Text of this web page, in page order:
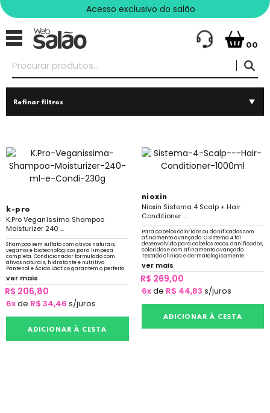
Acesso exclusivo do salão
00
Refinar filtros
k-pro
K.Pro Veganíssima Shampoo
Moisturizer 240 ...
Shampoo sem sulfato com ativos naturais,
veganos e biotecnológicos para limpeza
completa. Condicionador formulado com
ativos naturais, hidratante e nutritivo
Pantenol e Ácido Láctico garantem o perfeito
ver mais
R$ 206,80
6xde R$ 34,46 s/juros
ADICIONAR À CESTA
nioxin
Nioxin Sistema 4 Scalp + Hair
Conditioner ...
Para cabelos coloridos ou danificados com
afinamento avançado. O Sistema 4 foi
desenvolvido para cabelos secos, danificados,
coloridos e com afinamento avançado.
Testado clínica e dermatologicamente
ver mais
R$ 269,00
6xde R$ 44,83 s/juros
ADICIONAR À CESTA